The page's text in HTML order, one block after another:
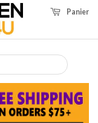
Panier